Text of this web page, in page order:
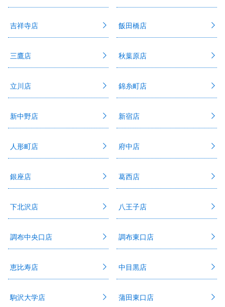
吉祥寺店 飯田橋店
三鷹店 秋葉原店
立川店 錦糸町店
新中野店 新宿店
人形町店 府中店
銀座店 葛西店
下北沢店 八王子店
調布中央口店 調布東口店
恵比寿店 中目黒店
駒沢大学店 蒲田東口店